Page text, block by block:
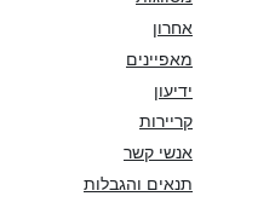
אחרון
מאפיינים
ידיעון
קריירות
אנשי קשר
תנאים והגבלות